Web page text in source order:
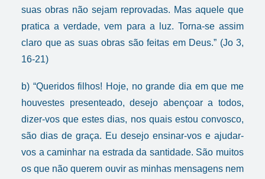
suas obras não sejam reprovadas. Mas aquele que
pratica a verdade, vem para a luz. Torna-se assim
claro que as suas obras são feitas em Deus.” (Jo 3,
16-21)
b) “Queridos filhos! Hoje, no grande dia em que me
houvestes presenteado, desejo abençoar a todos,
dizer-vos que estes dias, nos quais estou convosco,
são dias de graça. Eu desejo ensinar-vos e ajudar-
vos a caminhar na estrada da santidade. São muitos
os que não querem ouvir as minhas mensagens nem